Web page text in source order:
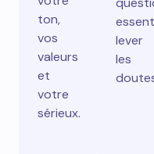
ton,
vos
valeurs
et
votre
sérieux.
lever
les